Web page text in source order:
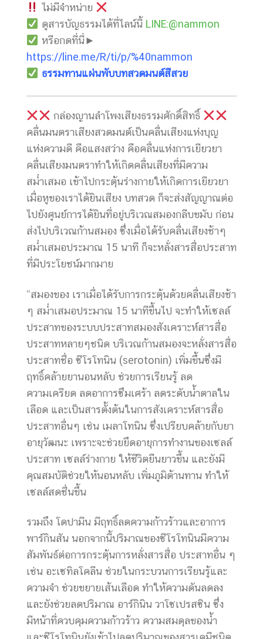
ไม่มีจำหน่าย
ดูสารบัญธรรมได้ที่ไลน์นี้ LINE:@nammon
หรือกดที่นี่►
https://line.me/R/ti/p/%40nammon
ธรรมทานแผ่นพับบทสวดมนต์สีสวย
กล่องญานลำโพงเสียงธรรมศักดิ์สิทธิ์
คลื่นมนตราเสียงสวดมนต์เป็นคลื่นเสียงแห่งบุญ
แห่งความดี คือแสงสว่าง คือคลื่นแห่งการเยียวยา
คลื่นเสียงมนตราทำให้เกิดคลื่นเสียงที่มีความ
สม่ำเสมอ เข้าไปกระตุ้นร่างกายให้เกิดการเยียวยา
เมื่อหูของเราได้ยินเสียง บทสวด ก็จะส่งสัญญาณต่อ
ไปยังศูนย์การได้ยินที่อยู่บริเวณสมองกลีบขมับ ก่อน
ส่งไปบริเวณก้านสมอง ซึ่งเมื่อได้รับคลื่นเสียงช้าๆ
สม่ำเสมอประมาณ 15 นาที ก็จะหลั่งสารสื่อประสาท
ที่มีประโยชน์มากมาย
“สมองของ เราเมื่อได้รับการกระตุ้นด้วยคลื่นเสียงช้า
ๆ สม่ำเสมอประมาณ 15 นาทีขึ้นไป จะทำให้เซลล์
ประสาทของระบบประสาทสมองสังเคราะห์สารสื่อ
ประสาทหลายๆชนิด บริเวณก้านสมองจะหลั่งสารสื่อ
ประสาทชื่อ ซีโรโทนิน (serotonin) เพิ่มขึ้นซึ่งมี
ฤทธิ์คล้ายยานอนหลับ ช่วยการเรียนรู้ ลด
ความเครียด ลดอาการซึมเศร้า ลดระดับน้ำตาลใน
เลือด และเป็นสารตั้งต้นในการสังเคราะห์สารสื่อ
ประสาทอื่นๆ เช่น เมลาโทนิน ซึ่งเปรียบคล้ายกับยา
อายุวัฒนะ เพราะจะช่วยยึดอายุการทำงานของเซลล์
ประสาท เซลล์ร่างกาย ให้ชีวิตยืนยาวขึ้น และยังมี
คุณสมบัติช่วยให้นอนหลับ เพิ่มภูมิต้านทาน ทำให้
เซลล์สดชื่นขึ้น
รวมถึง โดปามีน มีฤทธิ์ลดความก้าวร้าวและอาการ
พาร์กินสัน นอกจากนี้ปริมาณของซีโรโทนินมีความ
สัมพันธ์ต่อการกระตุ้นการหลั่งสารสื่อ ประสาทอื่น ๆ
เช่น อะเซทิลโคลีน ช่วยในกระบวนการเรียนรู้และ
ความจำ ช่วยขยายเส้นเลือด ทำให้ความดันลดลง
และยังช่วยลดปริมาณ อาร์กินิน วาโซเปรสซิน ซึ่ง
มีหน้าที่ควบคุมความก้าวร้าว ความสมดุลของน้ำ